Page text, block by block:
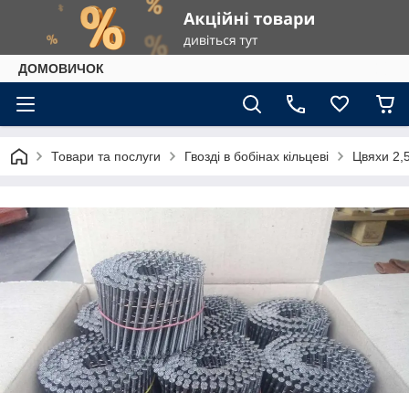
ДОМОВИЧОК
Товари та послуги Гвозді в бобінах кільцеві Цвяхи